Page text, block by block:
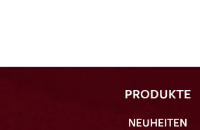
PRODUKTE
NEUHEITEN